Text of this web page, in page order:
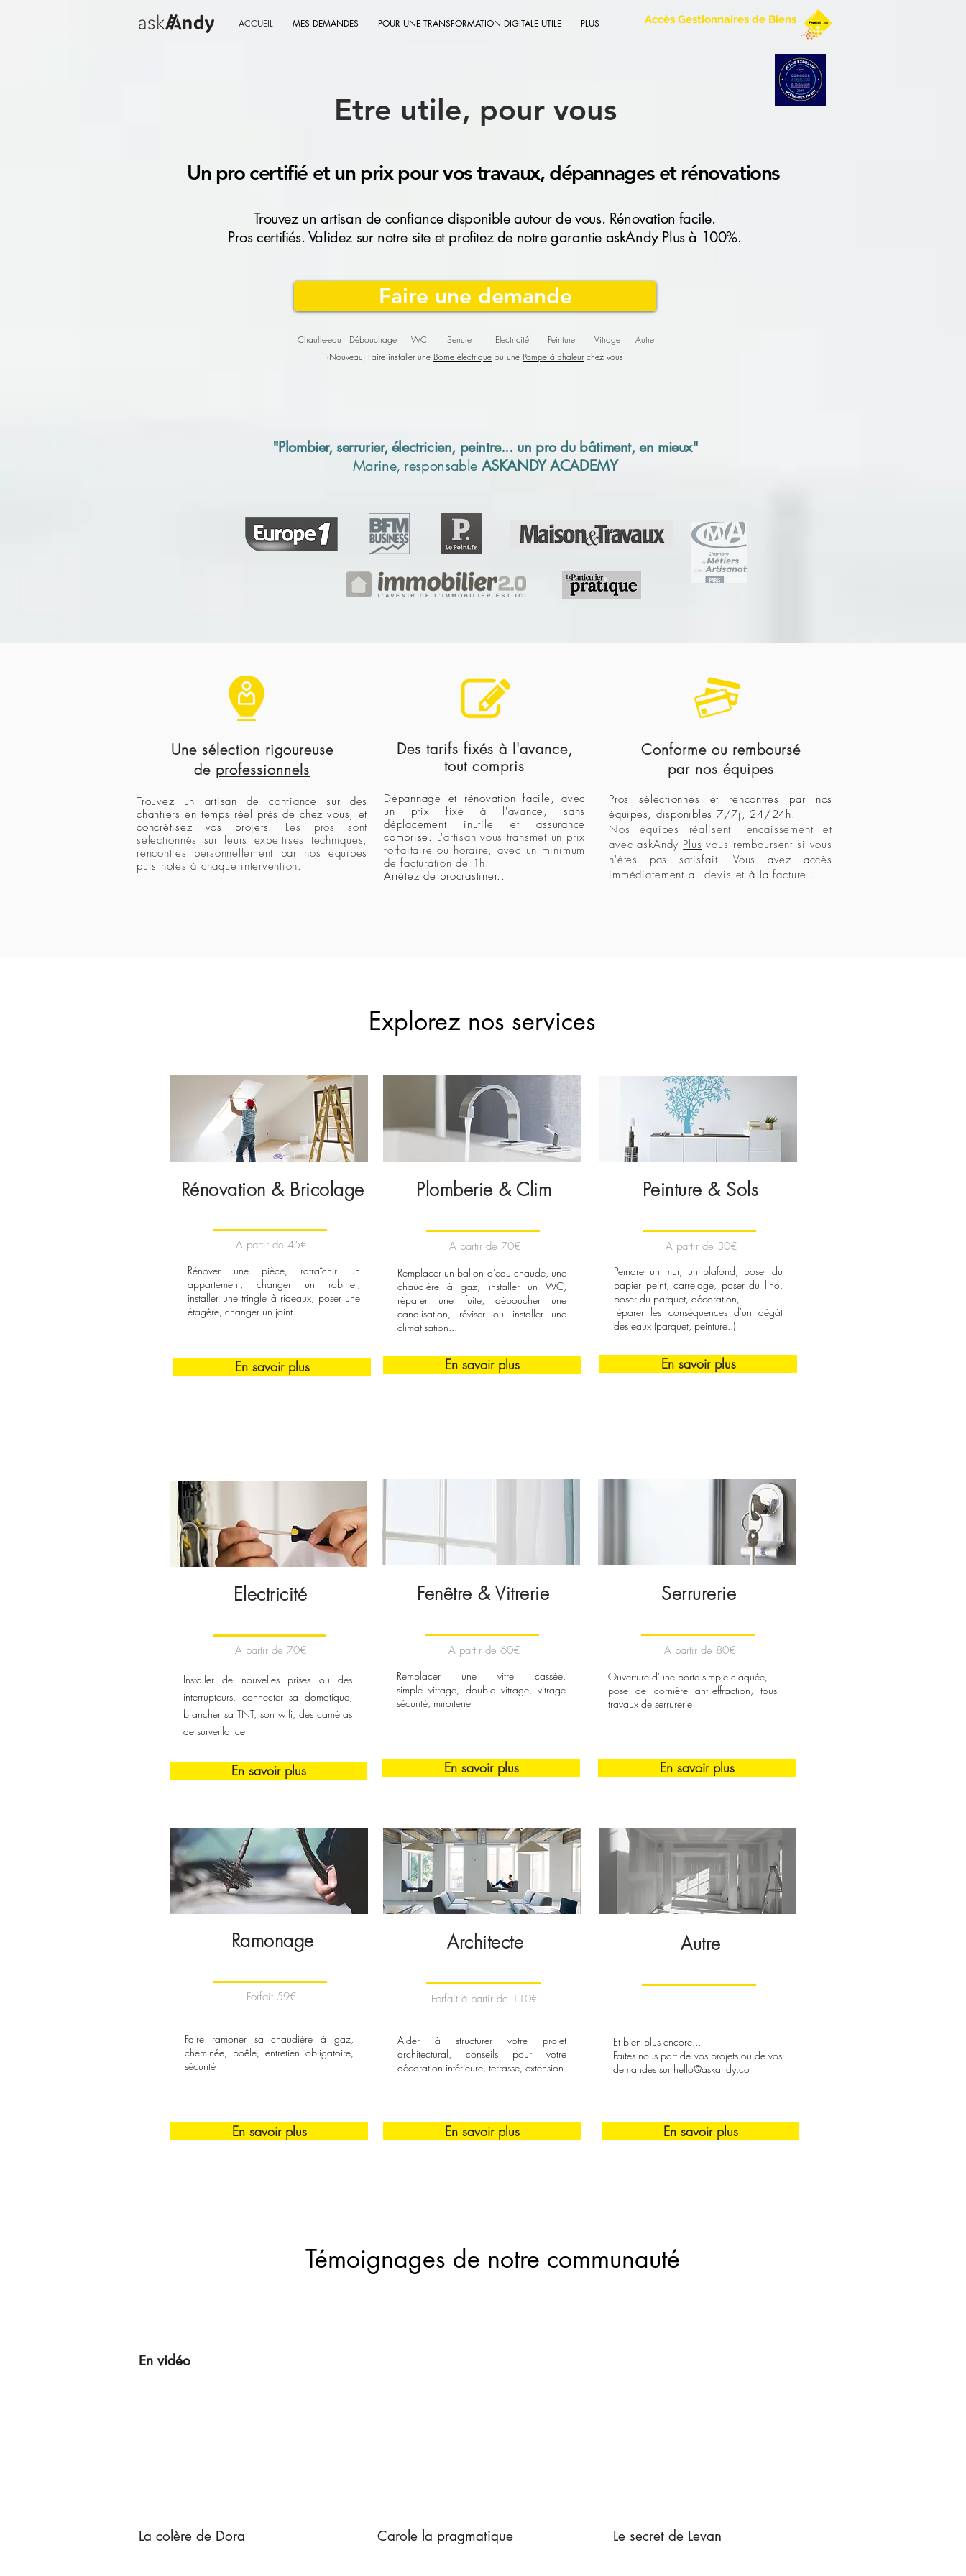
ACCUEIL MES DEMANDES POUR UNE TRANSFORMATION DIGITALE UTILE PLUS Accès Gestionnaires de Biens
Etre utile, pour vous
Un pro certifié et un prix pour vos travaux, dépannages et rénovations
Trouvez un artisan de confiance disponible autour de vous. Rénovation facile.
Pros certifiés. Validez sur notre site et profitez de notre garantie askAndy Plus à 100%.
Faire une demande
Débouchage
Chauffe-eau WC Serrure Electricité Peinture Vitrage
Autre
(Nouveau) Faire installer une Borne électrique ou une Pompe à chaleur chez vous
"Plombier, serrurier, électricien, peintre... un pro du bâtiment, en mieux"
Marine, responsable ASKANDY ACADEMY
Une sélection rigoureuse
de professionnels
Trouvez un artisan de confiance sur des
chantiersen temps réel près de chez vous, et
concrétisez vos projets. Les pros sont
sélectionnés sur leurs expertises techniques,
rencontrés personnellement par nos équipes
puis notés à chaque intervention.
Des tarifs fixés à l'avance,
tout compris
Dépannage et rénovation facile, avec
un prix fixé à l'avance, sans
déplacement inutile et assurance
comprise. L'artisan vous transmet un prix
forfaitaire ou horaire, avec un minimum
de facturation de 1h.
Arrêtez de procrastiner..
Conforme ou remboursé
par nos équipes
Pros sélectionnés et rencontrés par nos
équipes, disponibles 7/7j, 24/24h.
Nos équipes réalisent l'encaissement et
avec askAndy Plus vous remboursent si vous
n'êtes pas satisfait. Vous avez accès
immédiatement au devis et à la facture .
Explorez nos services
Rénover une pièce, rafraîchir un
appartement, changer un robinet,
installer une tringle à rideaux, poser une
étagère, changer un joint...
A partir de 45€
Rénovation & Bricolage
En savoir plus
Remplacer un ballon d’eau chaude, une
chaudière à gaz, installer un WC,
réparer une fuite, déboucher une
canalisation, réviser ou installer une
climatisation...
A partir de 70€
Plomberie & Clim
En savoir plus
Peindre un mur, un plafond, poser du
papier peint, carrelage, poser du lino,
poser du parquet, décoration,
réparer les conséquences d'un dégât
des eaux (parquet, peinture..)
A partir de 30€
Peinture & Sols
En savoir plus
Installer de nouvelles prises ou des
interrupteurs, connecter sa domotique,
brancher sa TNT, son wifi, des caméras
de surveillance
A partir de 70€
Electricité
En savoir plus
Faire ramoner sa chaudière à gaz,
cheminée, poêle, entretien obligatoire,
sécurité
Forfait 59€
Ramonage
En savoir plus
Remplacer une vitre cassée,
simple vitrage, double vitrage, vitrage
sécurité, miroiterie
A partir de 60€
Fenêtre & Vitrerie
En savoir plus
Aider à structurer votre projet
architectural, conseils pour votre
décoration intérieure, terrasse, extension
Forfait à partir de 110€
Architecte
En savoir plus
Ouverture d'une porte simple claquée,
pose de cornière anti-effraction, tous
travaux de serrurerie
A partir de 80€
Serrurerie
En savoir plus
Et bien plus encore...
Faites nous part de vos projets ou de vos
demandes sur hello@askandy.co
Autre
En savoir plus
Témoignages de notre communauté
En vidéo
La colère de Dora Carole la pragmatique Le secret de Levan